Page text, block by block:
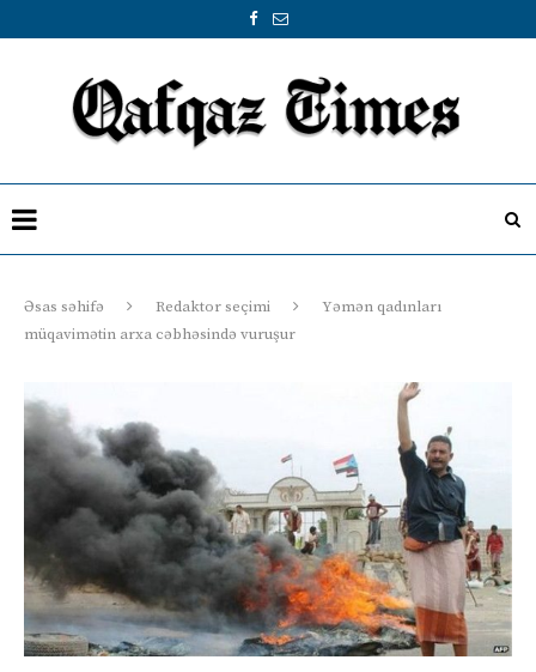
Əsas səhifə Redaktor seçimi
Yəmən qadınları
müqavimətin arxa cəbhəsində vuruşur